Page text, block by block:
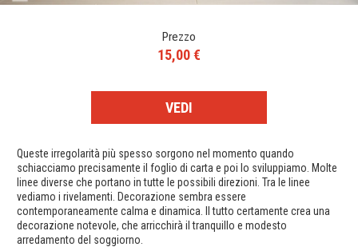
Prezzo
15,00 €
VEDI
Queste irregolarità più spesso sorgono nel momento quando
schiacciamo precisamente il foglio di carta e poi lo sviluppiamo. Molte
linee diverse che portano in tutte le possibili direzioni. Tra le linee
vediamo i rivelamenti. Decorazione sembra essere
contemporaneamente calma e dinamica. Il tutto certamente crea una
decorazione notevole, che arricchirà il tranquillo e modesto
arredamento del soggiorno.